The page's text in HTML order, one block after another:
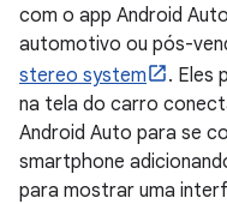
com o app Android
automotivo ou pós-
stereo system
. Eles
na tela do carro
Android Auto para se
smartphone
para mostrar uma